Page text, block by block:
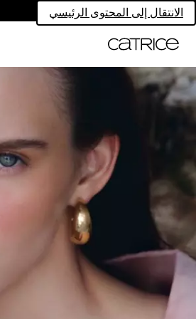
الانتقال إلى المحتوى الرئيسي